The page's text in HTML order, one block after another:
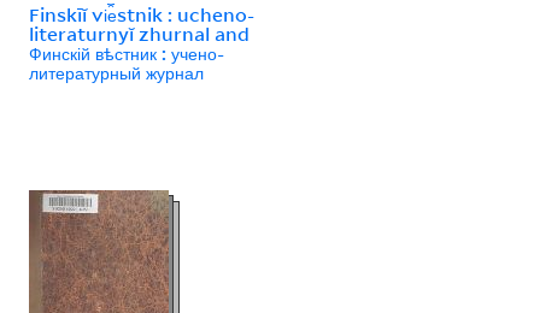
Finskīĭ vi︠e︡stnik : ucheno-
literaturnyĭ zhurnal and
Финскій вѣстник : учено-
литературный журнал